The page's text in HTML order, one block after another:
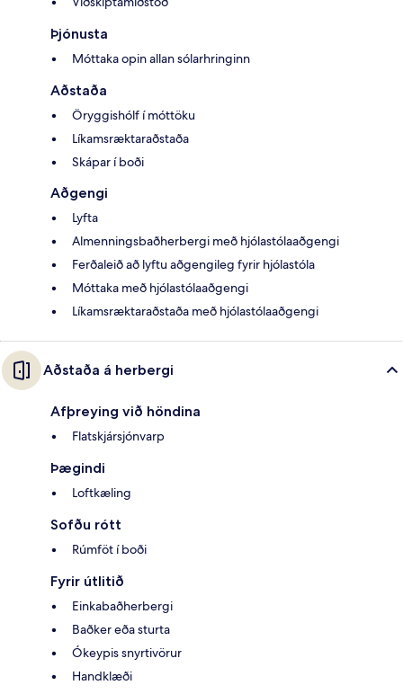
Þjónusta
Móttaka opin allan sólarhringinn
Aðstaða
Öryggishólf í móttöku
Líkamsræktaraðstaða
Skápar í boði
Aðgengi
Lyfta
Almenningsbaðherbergi með hjólastólaaðgengi
Ferðaleið að lyftu aðgengileg fyrir hjólastóla
Móttaka með hjólastólaaðgengi
Líkamsræktaraðstaða með hjólastólaaðgengi
Aðstaða á herbergi
Afþreying við höndina
Flatskjársjónvarp
Þægindi
Loftkæling
Sofðu rótt
Rúmföt í boði
Fyrir útlitið
Einkabaðherbergi
Baðker eða sturta
Ókeypis snyrtivörur
Handklæði